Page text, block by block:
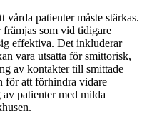
vårda patienter måste stärkas.
främjas som vid tidigare
effektiva. Det inkluderar
vara utsatta för smittorisk,
av kontakter till smittade
för att förhindra vidare
patienter med milda